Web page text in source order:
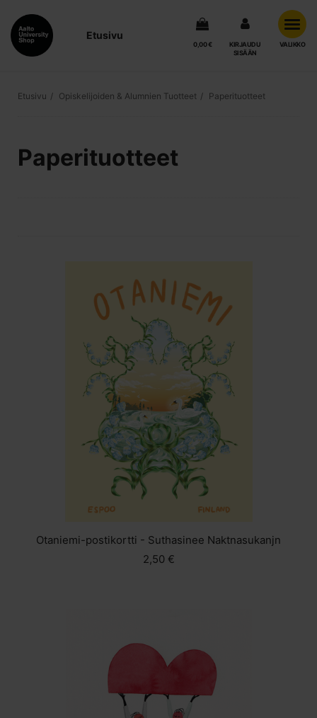
Etusivu
0,00 €
KIRJAUDU
SISÄÄN
VALIKKO
Etusivu Opiskelijoiden & Alumnien Tuotteet Paperituotteet
Paperituotteet
Otaniemi-postikortti - Suthasinee Naktnasukanjn
2,50 €